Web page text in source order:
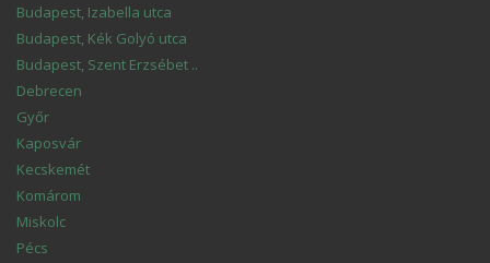
Budapest, Izabella utca
Budapest, Kék Golyó utca
Budapest, Szent Erzsébet ..
Debrecen
Győr
Kaposvár
Kecskemét
Komárom
Miskolc
Pécs